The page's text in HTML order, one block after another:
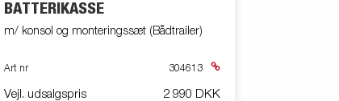
BATTERIKASSE
m/ konsol og monteringssæt (Bådtrailer)
Art nr 304613
Vejl. udsalgspris 2 990 DKK